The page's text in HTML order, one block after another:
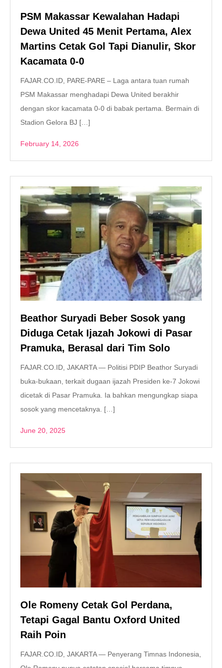
PSM Makassar Kewalahan Hadapi
Dewa United 45 Menit Pertama, Alex
Martins Cetak Gol Tapi Dianulir, Skor
Kacamata 0-0
FAJAR.CO.ID, PARE-PARE – Laga antara tuan rumah
PSM Makassar menghadapi Dewa United berakhir
dengan skor kacamata 0-0 di babak pertama. Bermain di
Stadion Gelora BJ […]
February 14, 2026
Beathor Suryadi Beber Sosok yang
Diduga Cetak Ijazah Jokowi di Pasar
Pramuka, Berasal dari Tim Solo
FAJAR.CO.ID, JAKARTA — Politisi PDIP Beathor Suryadi
buka-bukaan, terkait dugaan ijazah Presiden ke-7 Jokowi
dicetak di Pasar Pramuka. Ia bahkan mengungkap siapa
sosok yang mencetaknya. […]
June 20, 2025
Ole Romeny Cetak Gol Perdana,
Tetapi Gagal Bantu Oxford United
Raih Poin
FAJAR.CO.ID, JAKARTA — Penyerang Timnas Indonesia,